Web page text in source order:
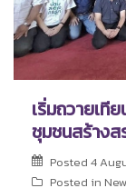
เริ่มถวายเ
ชุมชนสร้าง
Posted 4
Posted in